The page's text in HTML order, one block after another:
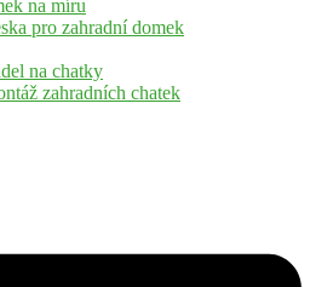
na míru
pro zahradní domek
na chatky
zahradních chatek